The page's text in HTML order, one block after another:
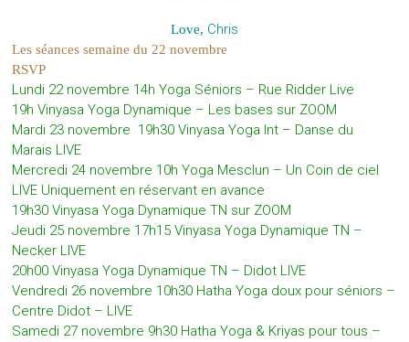
Love, Chris
Les séances semaine du 22 novembre
RSVP
Lundi 22 novembre 14h Yoga Séniors – Rue Ridder Live
19h Vinyasa Yoga Dynamique – Les bases sur ZOOM
Mardi 23 novembre 19h30 Vinyasa Yoga Int – Danse du
Marais LIVE
Mercredi 24 novembre 10h Yoga Mesclun – Un Coin de ciel
LIVE Uniquement en réservant en avance
19h30 Vinyasa Yoga Dynamique TN sur ZOOM
Jeudi 25 novembre 17h15 Vinyasa Yoga Dynamique TN –
Necker LIVE
20h00 Vinyasa Yoga Dynamique TN – Didot LIVE
Vendredi 26 novembre 10h30 Hatha Yoga doux pour séniors –
Centre Didot – LIVE
Samedi 27 novembre 9h30 Hatha Yoga & Kriyas pour tous –